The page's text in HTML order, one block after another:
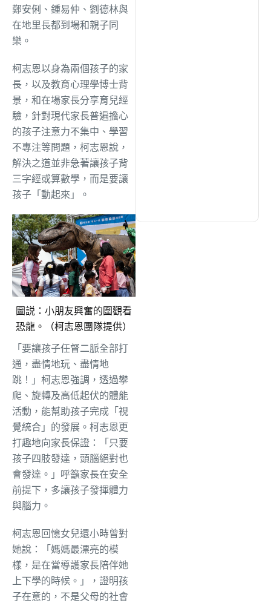
鄭安俐、鍾易仲、劉德林與
在地里長都到場和親子同
樂。
柯志恩以身為兩個孩子的家
長，以及教育心理學博士背
景，和在場家長分享育兒經
驗，針對現代家長普遍擔心
的孩子注意力不集中、學習
不專注等問題，柯志恩說，
解決之道並非急著讓孩子背
三字經或算數學，而是要讓
孩子「動起來」。
圖説：小朋友興奮的圍觀看
恐龍。（柯志恩團隊提供）
「要讓孩子任督二脈全部打
通，盡情地玩、盡情地
跳！」柯志恩強調，透過攀
爬、旋轉及高低起伏的體能
活動，能幫助孩子完成「視
覺統合」的發展。柯志恩更
打趣地向家長保證：「只要
孩子四肢發達，頭腦絕對也
會發達。」呼籲家長在安全
前提下，多讓孩子發揮體力
與腦力。
柯志恩回憶女兒還小時曾對
她說：「媽媽最漂亮的模
樣，是在當導護家長陪伴她
上下學的時候。」，證明孩
子在意的，不是父母的社會